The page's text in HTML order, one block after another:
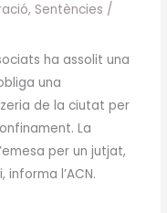
, Sentències /
ha assolit una
una
de la ciutat per
La
per un jutjat,
l’ACN.